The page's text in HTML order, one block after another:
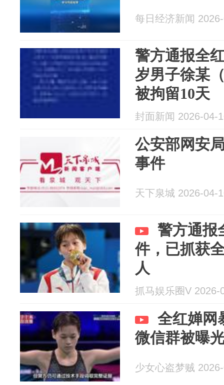
每日经济新闻
警方通报全
岁男子徐某
被拘留10天
封面新闻 2026-04-
公安部网安
事件
天下泉城 2026-04-
警方通报
件，已抓获
人
抓马娱乐圈V 2026-
全红婵网
微信群被曝
少女心盗梦贼